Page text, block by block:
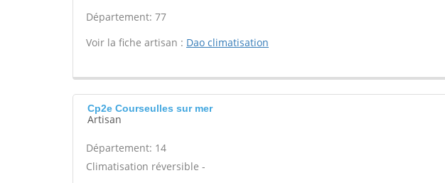
Département: 77
Voir la fiche artisan : Dao climatisation
Cp2e Courseulles sur mer
Artisan
Département: 14
Climatisation réversible -